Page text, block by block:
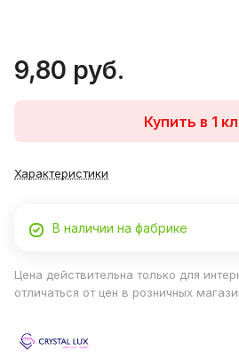
9,80 руб.
Купить в 1
Характеристики
В наличии на фабрике
Цена действительна только для
отличаться от цен в розничных